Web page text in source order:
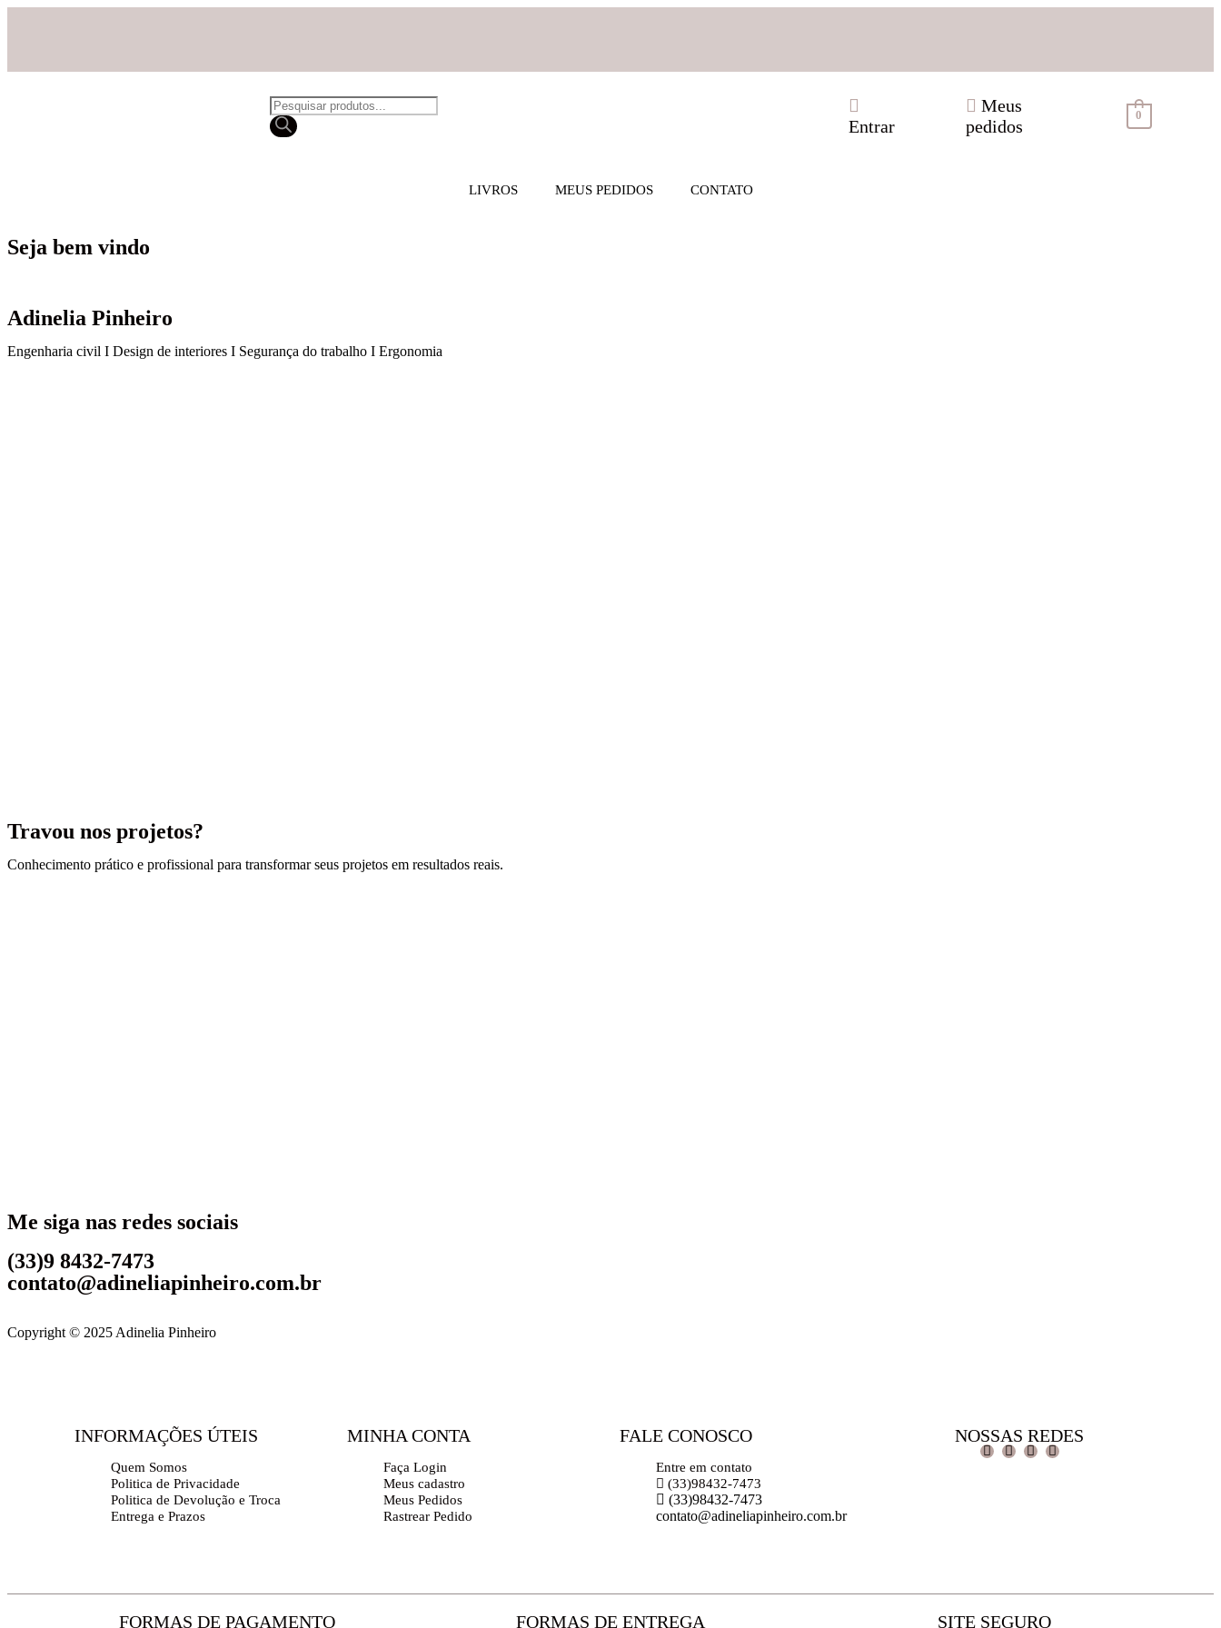
Entrar
Meus
pedidos
0
LIVROS MEUS PEDIDOS CONTATO
Seja bem vindo
Adinelia Pinheiro
Engenharia civil I Design de interiores I Segurança do trabalho I Ergonomia
Travou nos projetos?
Conhecimento prático e profissional para transformar seus projetos em resultados reais.
Me siga nas redes sociais
(33)9 8432-7473
contato@adineliapinheiro.com.br
Copyright © 2025 Adinelia Pinheiro
INFORMAÇÕES ÚTEIS
Quem Somos
Politica de Privacidade
Politica de Devolução e Troca
Entrega e Prazos
MINHA CONTA
Faça Login
Meus cadastro
Meus Pedidos
Rastrear Pedido
FALE CONOSCO
Entre em contato
(33)98432-7473
(33)98432-7473
contato@adineliapinheiro.com.br
NOSSAS REDES
FORMAS DE PAGAMENTO FORMAS DE ENTREGA SITE SEGURO